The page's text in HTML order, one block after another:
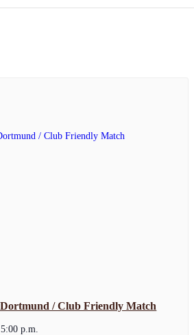
/ Club Friendly Match
5:00 p.m.